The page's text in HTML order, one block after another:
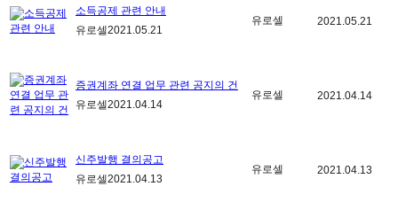
소득공제 관련 안내
유로셀2021.05.21
유로셀 2021.05.21
증권계좌 연결 업무 관련 공지의 건
유로셀2021.04.14
유로셀 2021.04.14
신주발행 결의공고
유로셀2021.04.13
유로셀 2021.04.13